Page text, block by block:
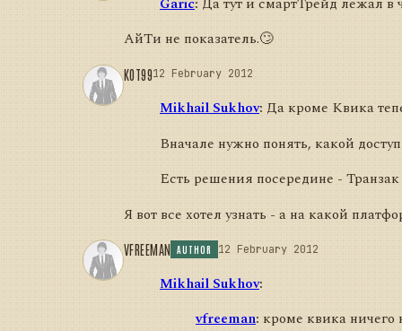
АйТи не показатель.🙄
KOT9912 February 2012
Mikhail Sukhov: Да кроме Квика
Вначале нужно понять, какой
Есть решения посередине -
Я вот все хотел узнать - а на какой
VFREEMAN AUTHOR 12 February 2012
Mikhail Sukhov:
vfreeman: кроме квика ничего